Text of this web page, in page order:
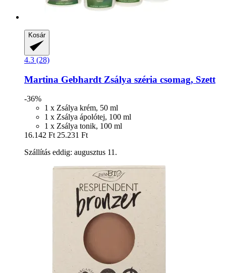
Kosár
4.3 (28)
Martina Gebhardt Zsálya széria csomag, Szett
-36%
1 x Zsálya krém, 50 ml
1 x Zsálya ápolótej, 100 ml
1 x Zsálya tonik, 100 ml
16.142 Ft 25.231 Ft
Szállítás eddig: augusztus 11.